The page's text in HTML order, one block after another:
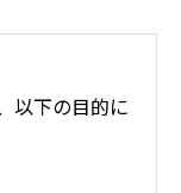
以下の目的に